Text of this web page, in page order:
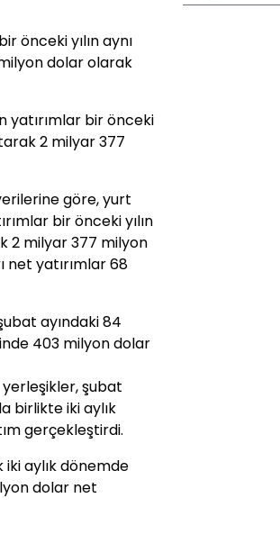
önceki yılın aynı
dolar olarak
yatırımlar bir önceki
2 milyar 377
göre, yurt
bir önceki yılın
2 milyar 377 milyon
net yatırımlar 68
ayındaki 84
403 milyon dolar
şubat
birlikte iki aylık
gerçekleştirdi.
iki aylık dönemde
dolar net